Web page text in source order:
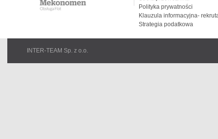
Polityka prywatności
Klauzula informacyjna-
Strategia podatkowa
INTER-TEAM Sp. z o.o.